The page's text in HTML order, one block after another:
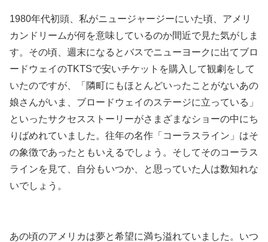
1980年代初頭、私がニュージャージーにいた頃、アメリ
カンドリームが何を意味しているのか間近で見た気がしま
す。その頃、週末になるとバスでニューヨークに出てブロ
ードウェイのTKTSで安いチケットを購入して観劇をして
いたのですが、「隣町にもほとんどいったことがないあの
娘さんがいま、ブロードウェイのステージに立っている」
といったサクセスストーリーがさまざまなショーの中にち
りばめれていました。往年の名作「コーラスライン」はそ
の象徴であったともいえるでしょう。そしてそのコーラス
ラインを見て、自分もいつか、と思っていた人は数知れな
いでしょう。
あの頃のアメリカは夢と希望に満ち溢れていました。いつ